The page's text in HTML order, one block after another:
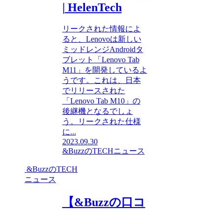
| HelenTech
リークされた情報によ
ると、Lenovoは新しい
ミッドレンジAndroidタ
ブレット「Lenovo Tab
M11」を開発しているよ
うです。これは、日本
でリリースされた
「Lenovo Tab M10」の
後継機となるでしょ
う。リークされた仕様
に...
2023.09.30
&BuzzのTECHニュース
&BuzzのTECH
ニュース
【&Buzzの口コ